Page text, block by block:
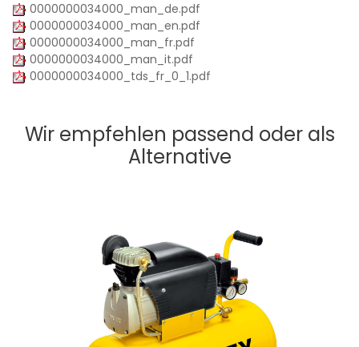
0000000034000_man_de.pdf
0000000034000_man_en.pdf
0000000034000_man_fr.pdf
0000000034000_man_it.pdf
0000000034000_tds_fr_0_1.pdf
Wir empfehlen passend oder als
Alternative